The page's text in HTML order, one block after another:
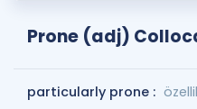
Prone (adj)
particularly prone :